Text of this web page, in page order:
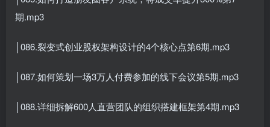
期.mp3
│086.裂变式创业股权架构设计的4个核心点第6期.mp3
│087.如何策划一场3万人付费参加的线下会议第5期.mp3
│088.详细拆解600人直营团队的组织搭建框架第4期.mp3